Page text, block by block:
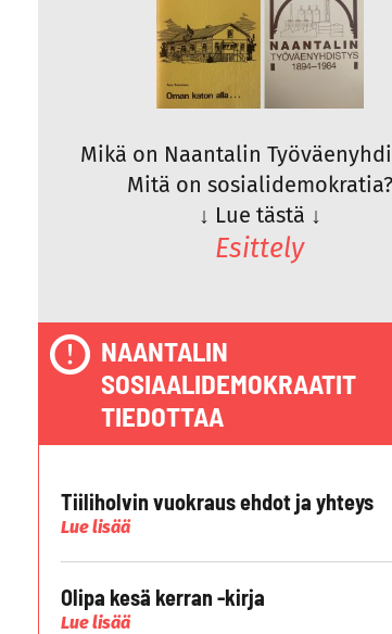
Mikä on Naantalin
Mitä on sosialidemokratia?
↓ Lue tästä ↓
Esittely
NAANTALIN
SOSIAALIDEMOKRAATIT
TIEDOTTAA
Tiiliholvin vuokraus ehdot ja yhteys
Lue lisää
Olipa kesä kerran -kirja
Lue lisää